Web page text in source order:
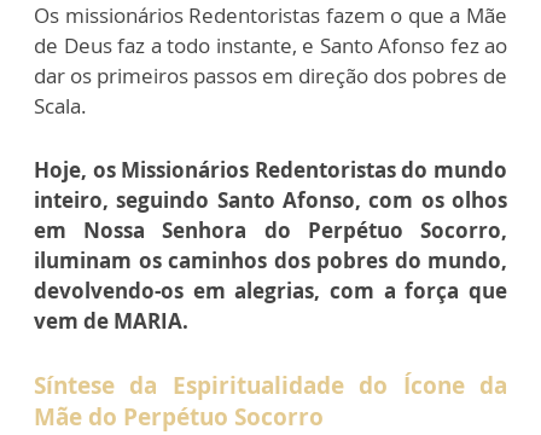
Os missionários Redentoristas fazem o que a Mãe
de Deus faz a todo instante, e Santo Afonso fez ao
dar os primeiros passos em direção dos pobres de
Scala.
Hoje, os Missionários Redentoristas do mundo
inteiro, seguindo Santo Afonso, com os olhos
em Nossa Senhora do Perpétuo Socorro,
iluminam os caminhos dos pobres do mundo,
devolvendo-os em alegrias, com a força que
vem de MARIA.
Síntese da Espiritualidade do Ícone da
Mãe do Perpétuo Socorro